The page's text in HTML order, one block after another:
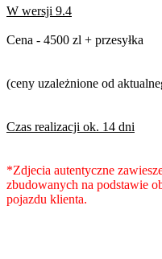
W wersji 9.4
Cena - 4500 zl + przesyłka
(ceny uzależnione od
Czas realizacji ok. 14 dni
*Zdjecia autentyczne
zbudowanych na podstawie
pojazdu klienta.